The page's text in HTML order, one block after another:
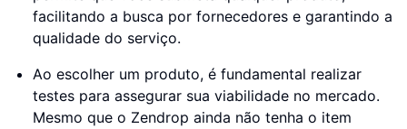
facilitando a busca por fornecedores e garantindo a
qualidade do serviço.
Ao escolher um produto, é fundamental realizar
testes para assegurar sua viabilidade no mercado.
Mesmo que o Zendrop ainda não tenha o item